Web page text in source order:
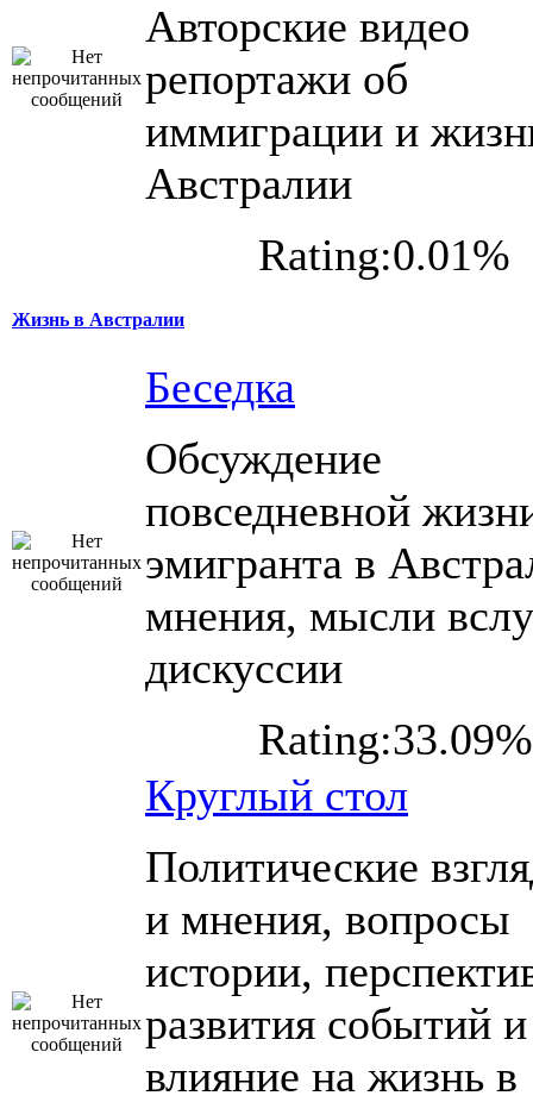
Авторские видео
репортажи об
иммиграции и
Австралии
Rating:0.01%
Жизнь в Австралии
Беседка
Обсуждение
повседневной
эмигранта в
мнения, мысли
дискуссии
Rating:33.09%
Круглый стол
Политические
и мнения, вопросы
истории,
развития событий
влияние на жизнь в